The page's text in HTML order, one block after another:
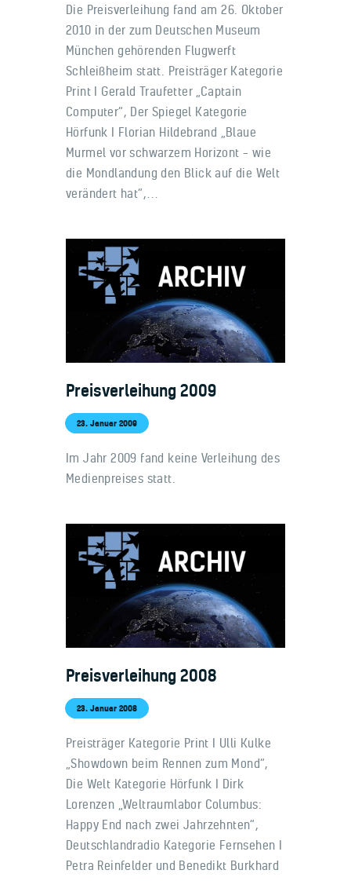
Die Preisverleihung fand am 26. Oktober
2010 in der zum Deutschen Museum
München gehörenden Flugwerft
Schleißheim statt. Preisträger Kategorie
Print I Gerald Traufetter „Captain
Computer“, Der Spiegel Kategorie
Hörfunk I Florian Hildebrand „Blaue
Murmel vor schwarzem Horizont – wie
die Mondlandung den Blick auf die Welt
verändert hat“,…
Preisverleihung 2009
23. Januar 2009
Im Jahr 2009 fand keine Verleihung des
Medienpreises statt.
Preisverleihung 2008
23. Januar 2008
Preisträger Kategorie Print I Ulli Kulke
„Showdown beim Rennen zum Mond“,
Die Welt Kategorie Hörfunk I Dirk
Lorenzen „Weltraumlabor Columbus:
Happy End nach zwei Jahrzehnten“,
Deutschlandradio Kategorie Fernsehen I
Petra Reinfelder und Benedikt Burkhard